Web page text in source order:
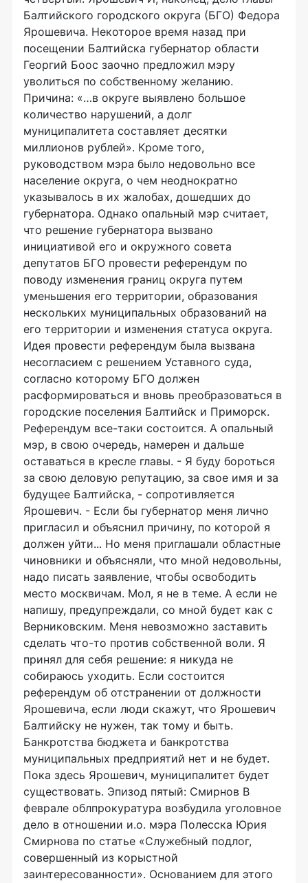
Балтийского городского округа (БГО) Федора
Ярошевича. Некоторое время назад при
посещении Балтийска губернатор области
Георгий Боос заочно предложил мэру
уволиться по собственному желанию.
Причина: «…в округе выявлено большое
количество нарушений, а долг
муниципалитета составляет десятки
миллионов рублей». Кроме того,
руководством мэра было недовольно все
население округа, о чем неоднократно
указывалось в их жалобах, дошедших до
губернатора. Однако опальный мэр считает,
что решение губернатора вызвано
инициативой его и окружного совета
депутатов БГО провести референдум по
поводу изменения границ округа путем
уменьшения его территории, образования
нескольких муниципальных образований на
его территории и изменения статуса округа.
Идея провести референдум была вызвана
несогласием с решением Уставного суда,
согласно которому БГО должен
расформироваться и вновь преобразоваться в
городские поселения Балтийск и Приморск.
Референдум все-таки состоится. А опальный
мэр, в свою очередь, намерен и дальше
оставаться в кресле главы. - Я буду бороться
за свою деловую репутацию, за свое имя и за
будущее Балтийска, - сопротивляется
Ярошевич. - Если бы губернатор меня лично
пригласил и объяснил причину, по которой я
должен уйти... Но меня приглашали областные
чиновники и объясняли, что мной недовольны,
надо писать заявление, чтобы освободить
место москвичам. Мол, я не в теме. А если не
напишу, предупреждали, со мной будет как с
Верниковским. Меня невозможно заставить
сделать что-то против собственной воли. Я
принял для себя решение: я никуда не
собираюсь уходить. Если состоится
референдум об отстранении от должности
Ярошевича, если люди скажут, что Ярошевич
Балтийску не нужен, так тому и быть.
Банкротства бюджета и банкротства
муниципальных предприятий нет и не будет.
Пока здесь Ярошевич, муниципалитет будет
существовать. Эпизод пятый: Смирнов В
феврале облпрокуратура возбудила уголовное
дело в отношении и.о. мэра Полесска Юрия
Смирнова по статье «Служебный подлог,
совершенный из корыстной
заинтересованности». Основанием для этого